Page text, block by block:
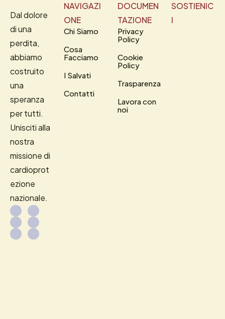
Dal dolore
di una
perdita,
abbiamo
costruito
una
speranza
per tutti.
Unisciti alla
nostra
missione di
cardioprot
ezione
nazionale.
NAVIGAZI
ONE
Chi Siamo
Cosa
Facciamo
I Salvati
Contatti
DOCUMEN
TAZIONE
Privacy
Policy
Cookie
Policy
Trasparenza
Lavora con
noi
SOSTIENIC
I